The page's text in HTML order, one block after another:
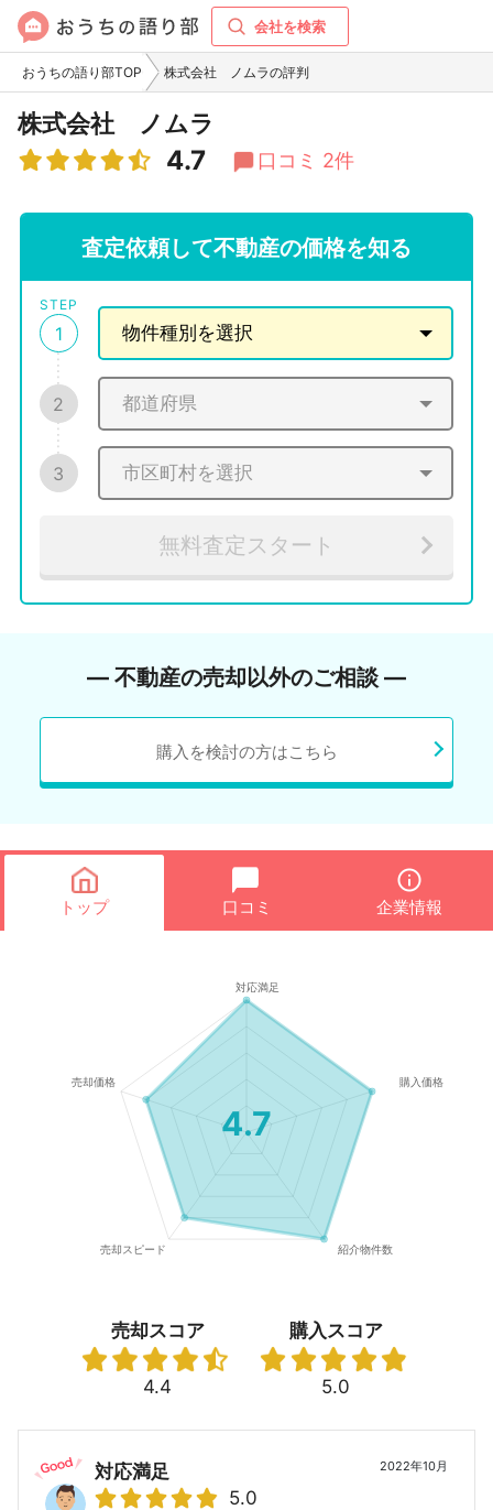
会社を検索
おうちの語り部TOP 株式会社 ノムラの評判
株式会社 ノムラ
4.7 口コミ 2件
査定依頼して不動産の価格を知る
STEP
1
2
3
無料査定スタート
― 不動産の売却以外のご相談 ―
購入を検討の方はこちら
トップ 口コミ 企業情報
4.7
売却スコア
4.4
購入スコア
5.0
2022年10月
対応満足
5.0